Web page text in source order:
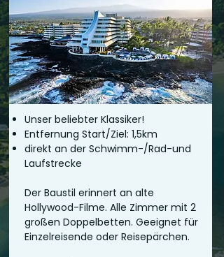
Unser beliebter Klassiker!
Entfernung Start/Ziel: 1,5km
direkt an der Schwimm-/Rad-und
Laufstrecke
Der Baustil erinnert an alte
Hollywood-Filme. Alle Zimmer mit 2
großen Doppelbetten. Geeignet für
Einzelreisende oder Reisepärchen.